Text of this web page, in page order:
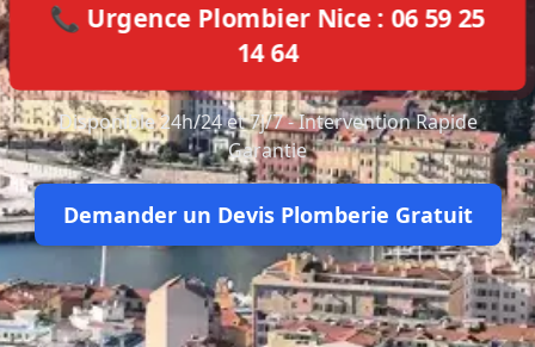
📞 Urgence Plombier Nice : 06 59 25
14 64
Disponible 24h/24 et 7j/7 - Intervention Rapide
Garantie
Demander un Devis Plomberie Gratuit